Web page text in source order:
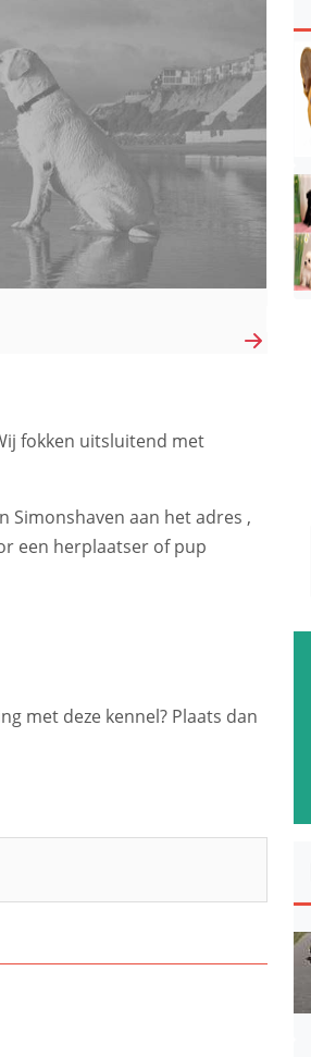
fokken uitsluitend met
Simonshaven aan het adres ,
een herplaatser of pup
met deze kennel? Plaats dan